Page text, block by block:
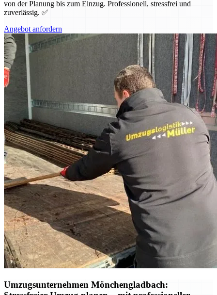
von der Planung bis zum Einzug. Professionell, stressfrei und
zuverlässig. ✅
Angebot anfordern
Umzugsunternehmen Mönchengladbach: